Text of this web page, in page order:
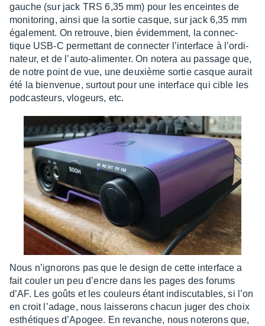
gauche (sur jack TRS 6,35 mm) pour les enceintes de
moni­to­ring, ainsi que la sortie casque, sur jack 6,35 mm
égale­ment. On retrouve, bien évidem­ment, la connec­
tique USB-C permet­tant de connec­ter l’in­ter­face à l’or­di­
na­teur, et de l’auto-alimen­ter. On notera au passage que,
de notre point de vue, une deuxième sortie casque aurait
été la bien­ve­nue, surtout pour une inter­face qui cible les
podcas­teurs, vlogeurs, etc.
Nous n’igno­rons pas que le design de cette inter­face a
fait couler un peu d’encre dans les pages des forums
d’AF. Les goûts et les couleurs étant indis­cu­tables, si l’on
en croit l’adage, nous lais­se­rons chacun juger des choix
esthé­tiques d’Apo­gee. En revanche, nous note­rons que,